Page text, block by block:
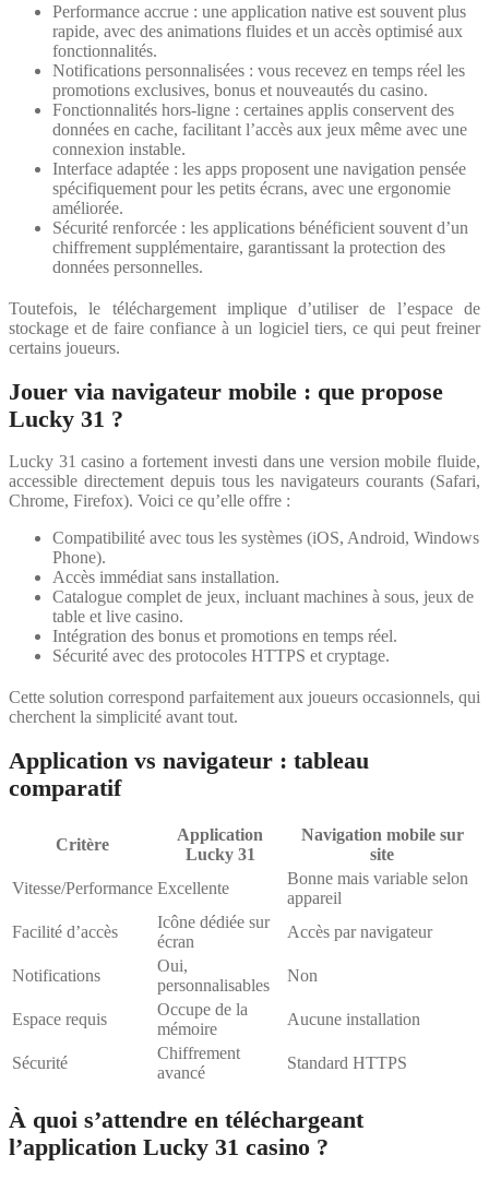
Performance accrue : une application native est souvent plus
rapide, avec des animations fluides et un accès optimisé aux
fonctionnalités.
Notifications personnalisées : vous recevez en temps réel les
promotions exclusives, bonus et nouveautés du casino.
Fonctionnalités hors-ligne : certaines applis conservent des
données en cache, facilitant l’accès aux jeux même avec une
connexion instable.
Interface adaptée : les apps proposent une navigation pensée
spécifiquement pour les petits écrans, avec une ergonomie
améliorée.
Sécurité renforcée : les applications bénéficient souvent d’un
chiffrement supplémentaire, garantissant la protection des
données personnelles.
Toutefois, le téléchargement implique d’utiliser de l’espace de
stockage et de faire confiance à un logiciel tiers, ce qui peut freiner
certains joueurs.
Jouer via navigateur mobile : que propose
Lucky 31 ?
Lucky 31 casino a fortement investi dans une version mobile fluide,
accessible directement depuis tous les navigateurs courants (Safari,
Chrome, Firefox). Voici ce qu’elle offre :
Compatibilité avec tous les systèmes (iOS, Android, Windows
Phone).
Accès immédiat sans installation.
Catalogue complet de jeux, incluant machines à sous, jeux de
table et live casino.
Intégration des bonus et promotions en temps réel.
Sécurité avec des protocoles HTTPS et cryptage.
Cette solution correspond parfaitement aux joueurs occasionnels, qui
cherchent la simplicité avant tout.
Application vs navigateur : tableau
comparatif
Critère
Application
Lucky 31
Navigation mobile sur
site
Vitesse/Performance Excellente
Bonne mais variable selon
appareil
Facilité d’accès
Icône dédiée sur
écran
Accès par navigateur
Notifications
Oui,
personnalisables
Non
Espace requis
Occupe de la
mémoire
Aucune installation
Sécurité
Chiffrement
avancé
Standard HTTPS
À quoi s’attendre en téléchargeant
l’application Lucky 31 casino ?